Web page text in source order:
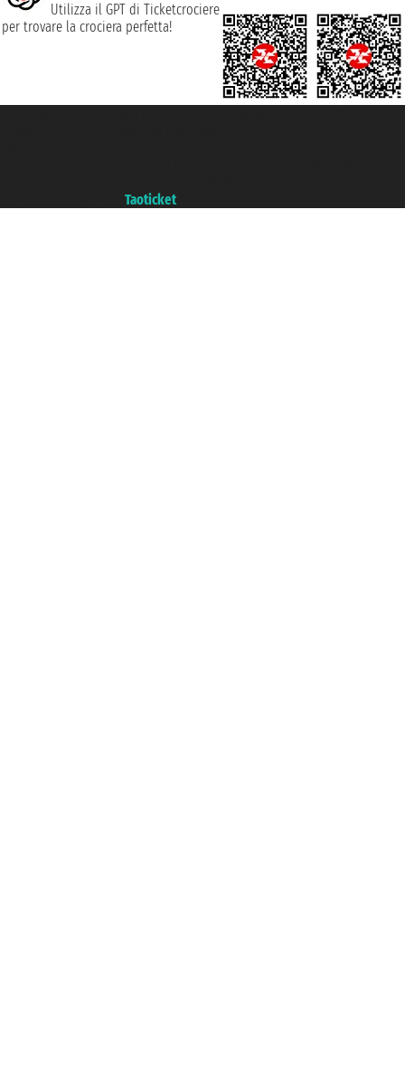
Utilizza il GPT di Ticketcrociere
per trovare la crociera perfetta!
Taoticket